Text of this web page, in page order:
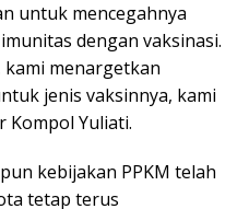
untuk mencegahnya
dengan vaksinasi.
kami menargetkan
jenis vaksinnya, kami
Kompol Yuliati.
kebijakan PPKM telah
tetap terus